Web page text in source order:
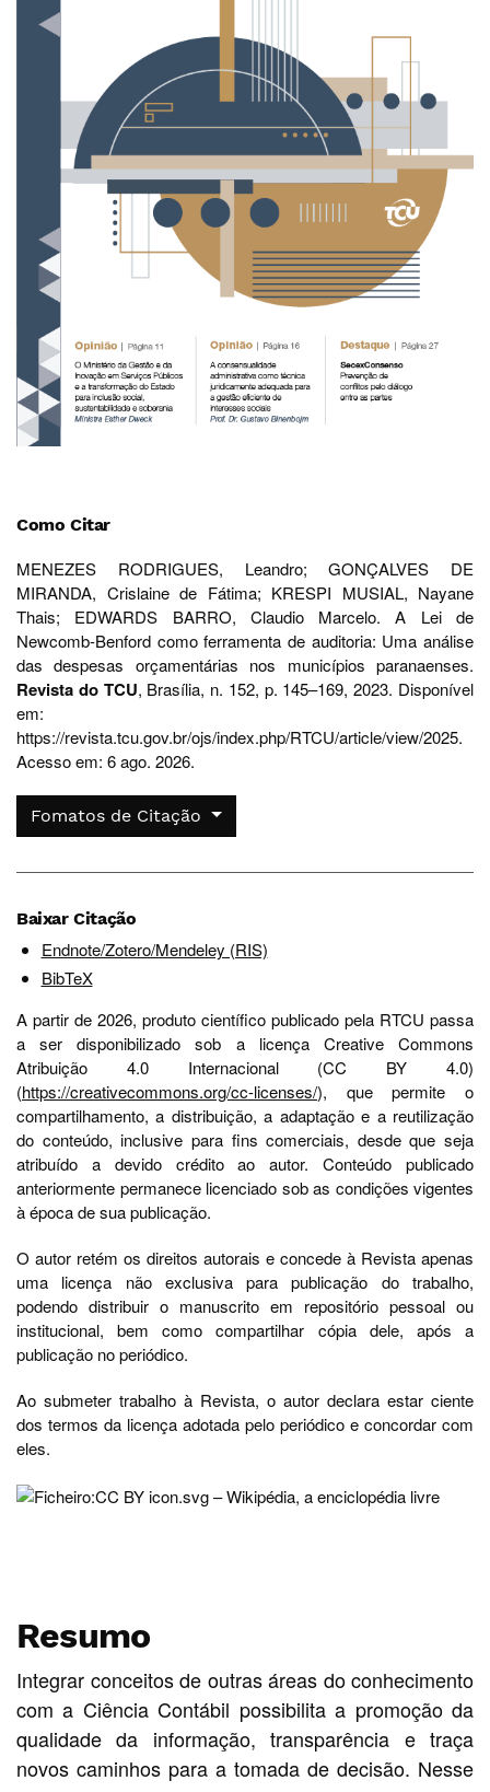
Como Citar
MENEZES RODRIGUES, Leandro; GONÇALVES DE
MIRANDA, Crislaine de Fátima; KRESPI MUSIAL, Nayane
Thais; EDWARDS BARRO, Claudio Marcelo. A Lei de
Newcomb-Benford como ferramenta de auditoria: Uma análise
das despesas orçamentárias nos municípios paranaenses.
Revista do TCU, Brasília, n. 152, p. 145–169, 2023. Disponível
em:
https://revista.tcu.gov.br/ojs/index.php/RTCU/article/view/2025.
Acesso em: 6 ago. 2026.
Fomatos de Citação
Baixar Citação
Endnote/Zotero/Mendeley (RIS)
BibTeX
A partir de 2026, produto científico publicado pela RTCU passa
a ser disponibilizado sob a licença Creative Commons
Atribuição 4.0 Internacional (CC BY 4.0)
(https://creativecommons.org/cc-licenses/), que permite o
compartilhamento, a distribuição, a adaptação e a reutilização
do conteúdo, inclusive para fins comerciais, desde que seja
atribuído a devido crédito ao autor. Conteúdo publicado
anteriormente permanece licenciado sob as condições vigentes
à época de sua publicação.
O autor retém os direitos autorais e concede à Revista apenas
uma licença não exclusiva para publicação do trabalho,
podendo distribuir o manuscrito em repositório pessoal ou
institucional, bem como compartilhar cópia dele, após a
publicação no periódico.
Ao submeter trabalho à Revista, o autor declara estar ciente
dos termos da licença adotada pelo periódico e concordar com
eles.
Resumo
Integrar conceitos de outras áreas do conhecimento
com a Ciência Contábil possibilita a promoção da
qualidade da informação, transparência e traça
novos caminhos para a tomada de decisão. Nesse